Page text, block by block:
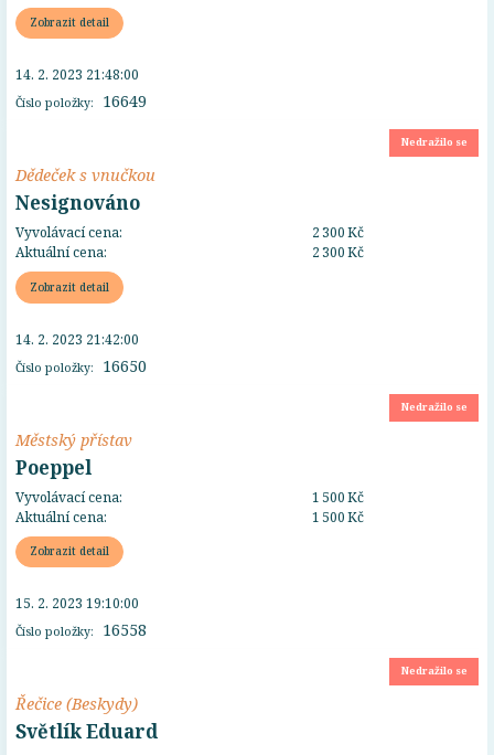
Zobrazit detail
Číslo položky: 16649
14. 2. 2023 21:48:00
Nedražilo se
Dědeček s vnučkou
Nesignováno
Vyvolávací cena:
2 300 Kč
Aktuální cena:
2 300 Kč
Zobrazit detail
Číslo položky: 16650
14. 2. 2023 21:42:00
Nedražilo se
Městský přístav
Poeppel
Vyvolávací cena:
1 500 Kč
Aktuální cena:
1 500 Kč
Zobrazit detail
Číslo položky: 16558
15. 2. 2023 19:10:00
Nedražilo se
Řečice (Beskydy)
Světlík Eduard